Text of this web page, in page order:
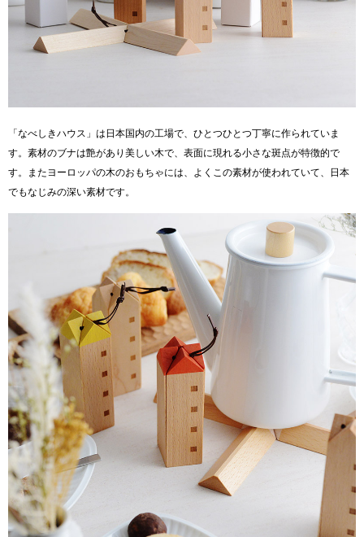
「なべしきハウス」は日本国内の工場で、ひとつひとつ丁寧に作られていま
す。素材のブナは艶があり美しい木で、表面に現れる小さな斑点が特徴的で
す。またヨーロッパの木のおもちゃには、よくこの素材が使われていて、日本
でもなじみの深い素材です。